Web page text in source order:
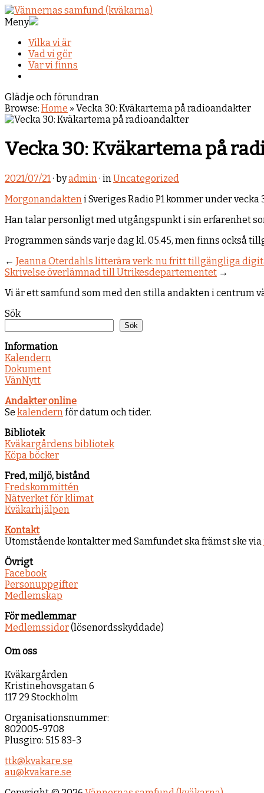
Meny
Vilka vi är
Vad vi gör
Var vi finns
Glädje och förundran
Browse: Home » Vecka 30: Kväkartema på radioandakter
Vecka 30: Kväkartema på
2021/07/21· byadmin· inUncategorized
Morgonandakteni Sveriges Radio P1 kommer under
Han talar personligt med utgångspunkt i sin erfarenhet
Programmen sänds varje dag kl. 05.45, men finns också
← Jeanna Oterdahls litterära verk: nu fritt tillgängliga
Skrivelse överlämnad till Utrikesdepartementet →
Vi är ett samfund som med den stilla andakten i centrum
Sök
Sök
Information
Kalendern
Dokument
VänNytt
Andakter online
Se kalendernför datum och tider.
Bibliotek
Kväkargårdens bibliotek
Köpa böcker
Fred, miljö, bistånd
Fredskommittén
Nätverket för klimat
Kväkarhjälpen
Kontakt
Utomstående kontakter med Samfundet ska främst ske via
Övrigt
Facebook
Personuppgifter
Medlemskap
För medlemmar
Medlemssidor(lösenordsskyddade)
Om oss
Kväkargården
Kristinehovsgatan 6
117 29 Stockholm
Organisationsnummer:
802005-9708
Plusgiro: 515 83-3
ttk@kvakare.se
au@kvakare.se